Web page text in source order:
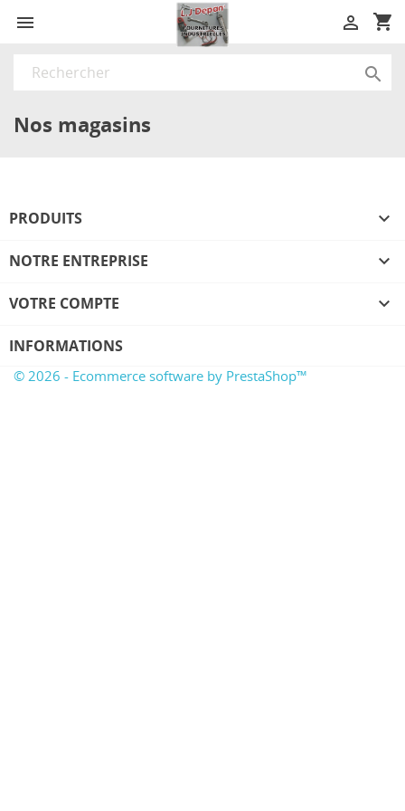
 shopping_cart


Nos magasins
PRODUITS 
NOTRE ENTREPRISE 
VOTRE COMPTE 
INFORMATIONS
© 2026 - Ecommerce software by PrestaShop™